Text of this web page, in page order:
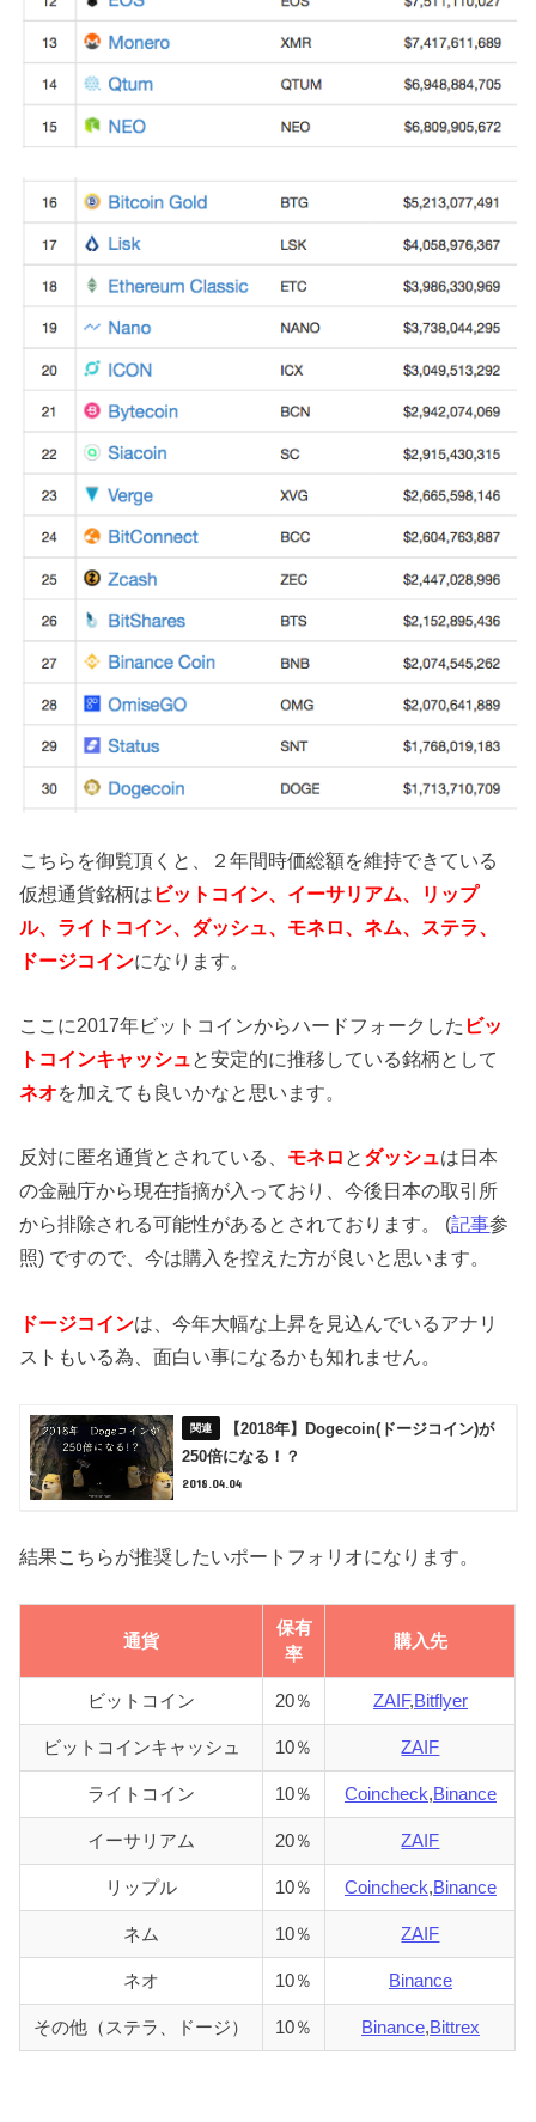
こちらを御覧頂くと、２年間時価総額を維持できている
仮想通貨銘柄は ビットコイン、イーサリアム、リップ
ル、ライトコイン、ダッシュ、モネロ、ネム、ステラ、
ドージコインになります。
ここに2017年ビットコインからハードフォークした ビッ
トコインキャッシュと安定的に推移している銘柄として
ネオを加えても良いかなと思います。
反対に匿名通貨とされている、 モネロ と ダッシュは日本
の金融庁から現在指摘が入っており、今後日本の取引所
から排除される可能性があるとされております。 (記事参
照) ですので、今は購入を控えた方が良いと思います。
ドージコインは、今年大幅な上昇を見込んでいるアナリ
ストもいる為、面白い事になるかも知れません。
【2018年】Dogecoin(ドージコイン)が
250倍になる！？
2018.04.04
結果こちらが推奨したいポートフォリオになります。
通貨
保有
率
購入先
ビットコイン 20％ ZAIF,Bitflyer
ビットコインキャッシュ 10％ ZAIF
ライトコイン 10％ Coincheck,Binance
イーサリアム 20％ ZAIF
リップル 10％ Coincheck,Binance
ネム 10％ ZAIF
ネオ 10％ Binance
その他（ステラ、ドージ） 10％ Binance,Bittrex